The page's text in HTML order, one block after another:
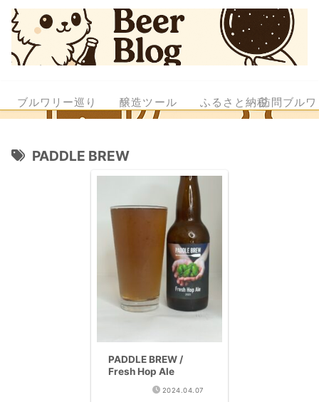
ブルワリー巡り 醸造ツール ふるさと納税訪問ブル
PADDLE BREW
PADDLE BREW /
Fresh Hop Ale
2024.04.07